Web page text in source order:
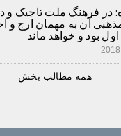
در فرهنگ ملت تاجیک و
آن به مهمان ارج و
بود و خواهد ماند
همه مطالب بخش